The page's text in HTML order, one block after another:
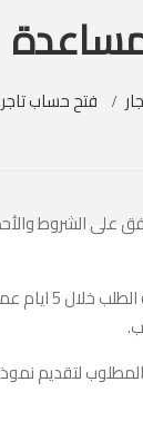
فتح حساب
الشروط
بمجرد تقديمك لطلب
لتقديم